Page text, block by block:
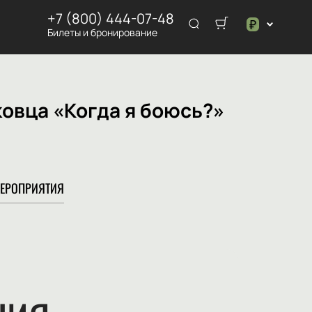
+7 (800) 444-07-48
Билеты и бронирование ₽
$
«Когда я боюсь?»